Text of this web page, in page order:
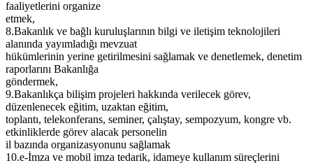
faaliyetlerini organize
etmek,
8.Bakanlık ve bağlı kuruluşlarının bilgi ve iletişim teknolojileri
alanında yayımladığı mevzuat
hükümlerinin yerine getirilmesini sağlamak ve denetlemek, denetim
raporlarını Bakanlığa
göndermek,
9.Bakanlıkça bilişim projeleri hakkında verilecek görev,
düzenlenecek eğitim, uzaktan eğitim,
toplantı, telekonferans, seminer, çalıştay, sempozyum, kongre vb.
etkinliklerde görev alacak personelin
il bazında organizasyonunu sağlamak
10.e-İmza ve mobil imza tedarik, idameye kullanım süreçlerini